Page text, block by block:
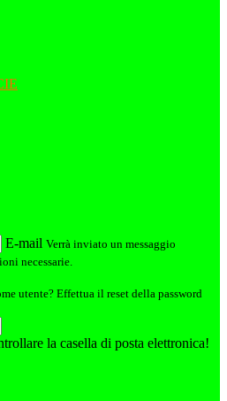
E-mail Verrà inviato un messaggio
necessarie.
utente? Effettua il reset della password
la casella di posta elettronica!